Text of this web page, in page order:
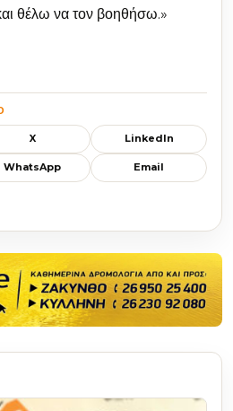
θέλω να τον βοηθήσω.»
X LinkedIn
WhatsApp Email